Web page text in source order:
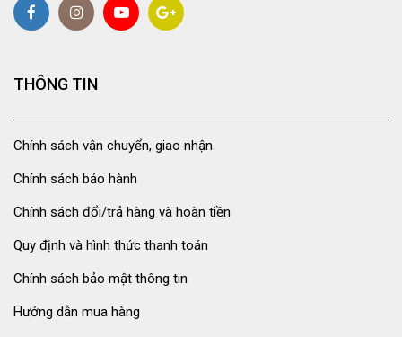
THÔNG TIN
Chính sách vận chuyển, giao nhận
Chính sách bảo hành
Chính sách đổi/trả hàng và hoàn tiền
Quy định và hình thức thanh toán
Chính sách bảo mật thông tin
Hướng dẫn mua hàng